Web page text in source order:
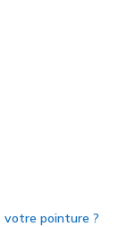
votre pointure ?